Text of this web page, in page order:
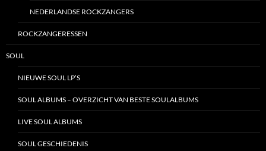
NEDERLANDSE ROCKZANGERS
ROCKZANGERESSEN
SOUL
NIEUWE SOUL LP’S
SOUL ALBUMS – OVERZICHT VAN BESTE SOULALBUMS
LIVE SOUL ALBUMS
SOUL GESCHIEDENIS